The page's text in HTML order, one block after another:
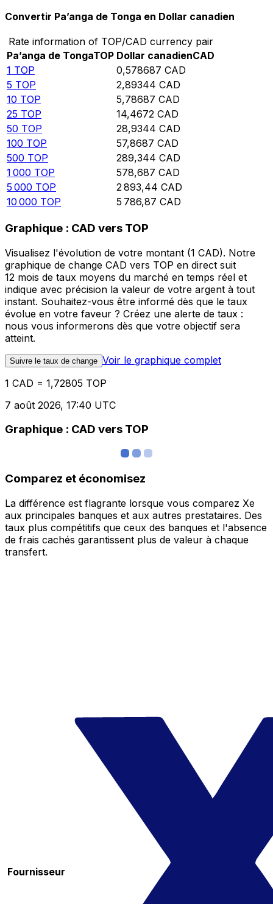
Convertir Pa’anga de Tonga en Dollar canadien
Rate information of TOP/CAD currency pair
Pa’anga de TongaTOP Dollar canadienCAD
1 TOP 0,578687 CAD
5 TOP 2,89344 CAD
10 TOP 5,78687 CAD
25 TOP 14,4672 CAD
50 TOP 28,9344 CAD
100 TOP 57,8687 CAD
500 TOP 289,344 CAD
1 000 TOP 578,687 CAD
5 000 TOP 2 893,44 CAD
10 000 TOP 5 786,87 CAD
Graphique : CAD vers TOP
Visualisez l'évolution de votre montant (1 CAD). Notre
graphique de change CAD vers TOP en direct suit
12 mois de taux moyens du marché en temps réel et
indique avec précision la valeur de votre argent à tout
instant. Souhaitez-vous être informé dès que le taux
évolue en votre faveur ? Créez une alerte de taux :
nous vous informerons dès que votre objectif sera
atteint.
Suivre le taux de change Voir le graphique complet
1 CAD = 1,72805 TOP
7 août 2026, 17:40 UTC
Graphique : CAD vers TOP
Comparez et économisez
La différence est flagrante lorsque vous comparez Xe
aux principales banques et aux autres prestataires. Des
taux plus compétitifs que ceux des banques et l'absence
de frais cachés garantissent plus de valeur à chaque
transfert.
Fournisseur